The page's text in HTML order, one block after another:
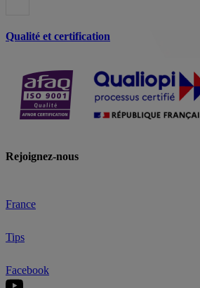
Qualité et certification
Rejoignez-nous
France
Tips
Facebook